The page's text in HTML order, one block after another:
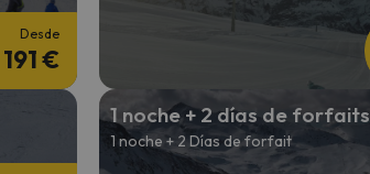
Desde
191 €
1 noche + 2 días de forfaits
1 noche + 2 Días de forfait